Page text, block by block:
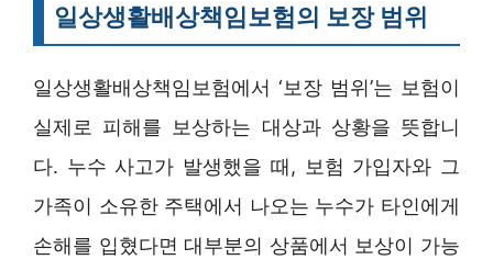
일상생활배상책임보험의 보장 범위
일상생활배상책임보험에서 ‘보장 범위’는 보험이
실제로 피해를 보상하는 대상과 상황을 뜻합니
다. 누수 사고가 발생했을 때, 보험 가입자와 그
가족이 소유한 주택에서 나오는 누수가 타인에게
손해를 입혔다면 대부분의 상품에서 보상이 가능